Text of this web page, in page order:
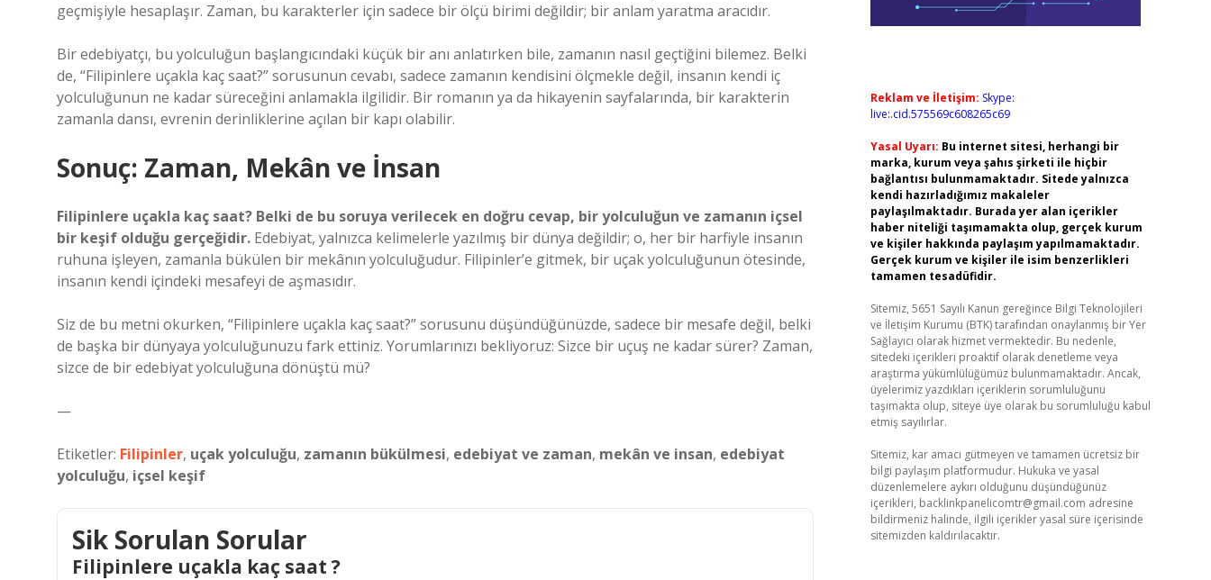
geçmişiyle hesaplaşır. Zaman, bu karakterler için sadece bir ölçü birimi değildir; bir anlam yaratma aracıdır.
Bir edebiyatçı, bu yolculuğun başlangıcındaki küçük bir anı anlatırken bile, zamanın nasıl geçtiğini bilemez. Belki
de, “Filipinlere uçakla kaç saat?” sorusunun cevabı, sadece zamanın kendisini ölçmekle değil, insanın kendi iç
yolculuğunun ne kadar süreceğini anlamakla ilgilidir. Bir romanın ya da hikayenin sayfalarında, bir karakterin
zamanla dansı, evrenin derinliklerine açılan bir kapı olabilir.
Sonuç: Zaman, Mekân ve İnsan
Filipinlere uçakla kaç saat? Belki de bu soruya verilecek en doğru cevap, bir yolculuğun ve zamanın içsel
bir keşif olduğu gerçeğidir. Edebiyat, yalnızca kelimelerle yazılmış bir dünya değildir; o, her bir harfiyle insanın
ruhuna işleyen, zamanla bükülen bir mekânın yolculuğudur. Filipinler’e gitmek, bir uçak yolculuğunun ötesinde,
insanın kendi içindeki mesafeyi de aşmasıdır.
Siz de bu metni okurken, “Filipinlere uçakla kaç saat?” sorusunu düşündüğünüzde, sadece bir mesafe değil, belki
de başka bir dünyaya yolculuğunuzu fark ettiniz. Yorumlarınızı bekliyoruz: Sizce bir uçuş ne kadar sürer? Zaman,
sizce de bir edebiyat yolculuğuna dönüştü mü?
—
Etiketler: Filipinler, uçak yolculuğu, zamanın bükülmesi, edebiyat ve zaman, mekân ve insan, edebiyat
yolculuğu, içsel keşif
Sik Sorulan Sorular
Filipinlere uçakla kaç saat ?
Reklam ve İletişim: Skype:
live:.cid.575569c608265c69
Yasal Uyarı: Bu internet sitesi, herhangi bir
marka, kurum veya şahıs şirketi ile hiçbir
bağlantısı bulunmamaktadır. Sitede yalnızca
kendi hazırladığımız makaleler
paylaşılmaktadır. Burada yer alan içerikler
haber niteliği taşımamakta olup, gerçek kurum
ve kişiler hakkında paylaşım yapılmamaktadır.
Gerçek kurum ve kişiler ile isim benzerlikleri
tamamen tesadüfidir.
Sitemiz, 5651 Sayılı Kanun gereğince Bilgi Teknolojileri
ve İletişim Kurumu (BTK) tarafından onaylanmış bir Yer
Sağlayıcı olarak hizmet vermektedir. Bu nedenle,
sitedeki içerikleri proaktif olarak denetleme veya
araştırma yükümlülüğümüz bulunmamaktadır. Ancak,
üyelerimiz yazdıkları içeriklerin sorumluluğunu
taşımakta olup, siteye üye olarak bu sorumluluğu kabul
etmiş sayılırlar.
Sitemiz, kar amacı gütmeyen ve tamamen ücretsiz bir
bilgi paylaşım platformudur. Hukuka ve yasal
düzenlemelere aykırı olduğunu düşündüğünüz
içerikleri, backlinkpanelicomtr@gmail.com adresine
bildirmeniz halinde, ilgili içerikler yasal süre içerisinde
sitemizden kaldırılacaktır.